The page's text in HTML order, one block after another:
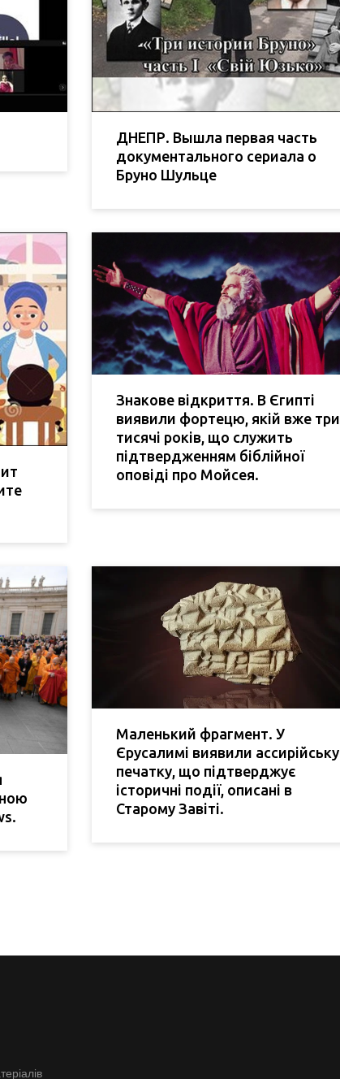
ДНЕПР. Вышла первая часть
документального сериала о
Бруно Шульце
Знакове відкриття. В Єгипті
виявили фортецю, якій вже три
тисячі років, що служить
підтвердженням біблійної
оповіді про Мойсея.
Маленький фрагмент. У
Єрусалимі виявили ассирійську
печатку, що підтверджує
історичні події, описані в
Старому Завіті.